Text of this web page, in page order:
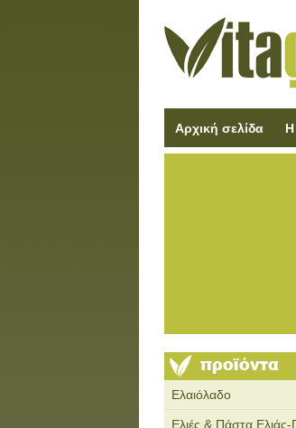
Αρχική σελίδα Η
Ελαιόλαδο
Ελιές & Πάστα Ελιάς-